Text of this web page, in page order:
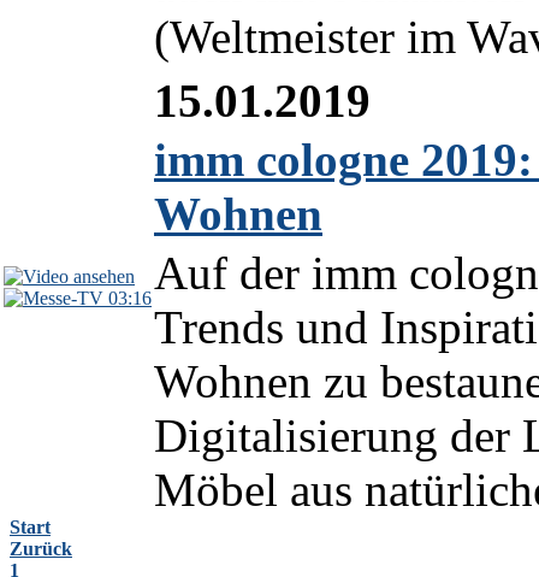
(Weltmeister im
03:16
15.01.2019
imm cologne
Wohnen
Auf der imm
Trends und
Wohnen zu
Digitalisierung der
Möbel aus
Start
Zurück
1